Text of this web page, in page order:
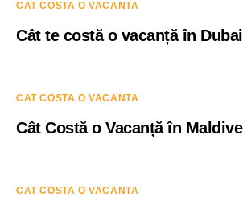
CAT COSTA O VACANTA
Cât te costă o vacanță în Dubai
CAT COSTA O VACANTA
Cât Costă o Vacanță în Maldive
CAT COSTA O VACANTA